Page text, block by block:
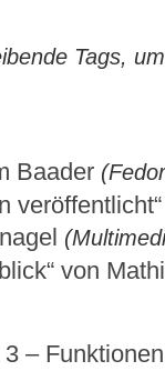
Tags,
Baader
von
–